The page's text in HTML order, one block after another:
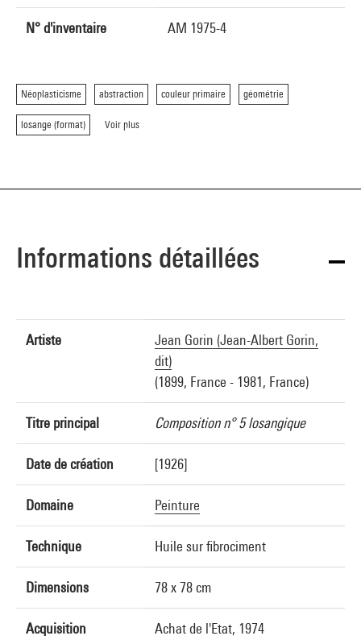
N° d'inventaire AM 1975-4
Néoplasticisme abstraction couleur primaire géométrie
losange (format) Voir plus
Informations détaillées
Artiste
Jean Gorin (Jean-Albert Gorin,
dit)
(1899, France - 1981, France)
Titre principal Composition n° 5 losangique
Date de création [1926]
Domaine Peinture
Technique Huile sur fibrociment
Dimensions 78 x 78 cm
Acquisition
Achat de l'Etat, 1974